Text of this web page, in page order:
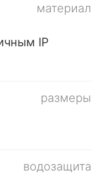
материал
IP
размеры
водозащита